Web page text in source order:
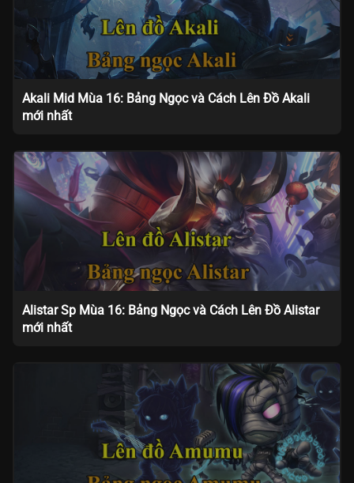
Akali Mid Mùa 16: Bảng Ngọc và Cách Lên Đồ Akali
mới nhất
Alistar Sp Mùa 16: Bảng Ngọc và Cách Lên Đồ Alistar
mới nhất